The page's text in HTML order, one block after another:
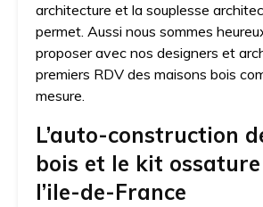
architecture et la souplesse
permet. Aussi nous sommes
proposer avec nos designers et
premiers RDV des maisons bois
mesure.
L’auto-construction
bois et le kit
l’ile-de-France